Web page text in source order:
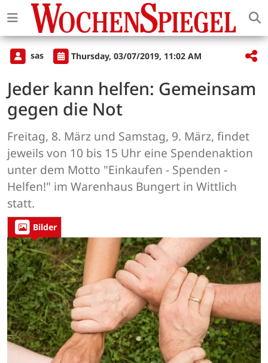
sas Thursday, 03/07/2019, 11:02 AM
Jeder kann helfen: Gemeinsam
gegen die Not
Freitag, 8. März und Samstag, 9. März, findet
jeweils von 10 bis 15 Uhr eine Spendenaktion
unter dem Motto "Einkaufen - Spenden -
Helfen!" im Warenhaus Bungert in Wittlich
statt.
Bilder